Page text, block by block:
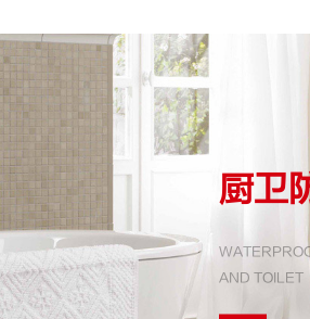
厨卫
AND TOILET